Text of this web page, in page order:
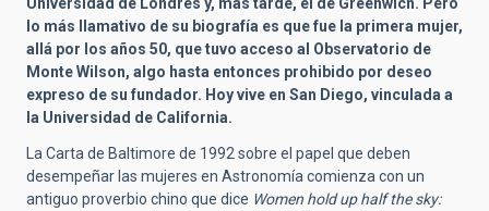
lo más llamativo de su biografía es que fue la primera mujer,
allá por los años 50, que tuvo acceso al Observatorio de
Monte Wilson, algo hasta entonces prohibido por deseo
expreso de su fundador. Hoy vive en San Diego, vinculada a
la Universidad de California.
La Carta de Baltimore de 1992 sobre el papel que deben
desempeñar las mujeres en Astronomía comienza con un
antiguo proverbio chino que dice Women hold up half the sky: